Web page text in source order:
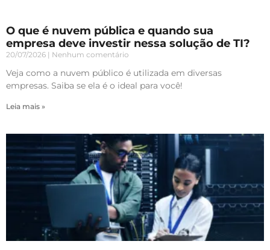
O que é nuvem pública e quando sua
empresa deve investir nessa solução de TI?
20/07/2026 Nenhum comentário
Veja como a nuvem público é utilizada em diversas
empresas. Saiba se ela é o ideal para você!
Leia mais »